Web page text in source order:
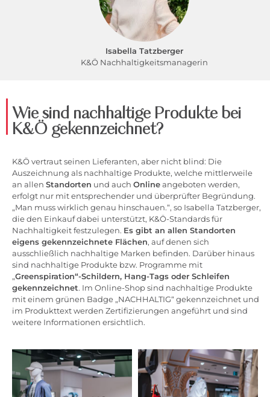
Isabella Tatzberger
K&Ö Nachhaltigkeitsmanagerin
Wie sind nachhaltige Produkte bei
K&Ö gekennzeichnet?
K&Ö vertraut seinen Lieferanten, aber nicht blind: Die
Auszeichnung als nachhaltige Produkte, welche mittlerweile
an allen Standorten und auch Onlineangeboten werden,
erfolgt nur mit entsprechender und überprüfter Begründung.
„Man muss wirklich genau hinschauen.“, so Isabella Tatzberger,
die den Einkauf dabei unterstützt, K&Ö-Standards für
Nachhaltigkeit festzulegen. Es gibt an allen Standorten
eigens gekennzeichnete Flächen, auf denen sich
ausschließlich nachhaltige Marken befinden. Darüber hinaus
sind nachhaltige Produkte bzw. Programme mit
„Greenspiration“-Schildern, Hang-Tags oder Schleifen
gekennzeichnet. Im Online-Shop sind nachhaltige Produkte
mit einem grünen Badge „NACHHALTIG“ gekennzeichnet und
im Produkttext werden Zertifizierungen angeführt und sind
weitere Informationen ersichtlich.